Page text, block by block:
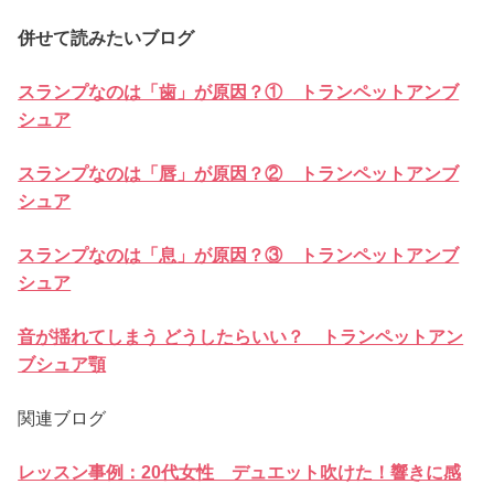
併せて読みたいブログ
スランプなのは「歯」が原因？① トランペットアンブ
シュア
スランプなのは「唇」が原因？② トランペットアンブ
シュア
スランプなのは「息」が原因？③ トランペットアンブ
シュア
音が揺れてしまう どうしたらいい？ トランペットアン
ブシュア顎
関連ブログ
レッスン事例：20代女性 デュエット吹けた！響きに感